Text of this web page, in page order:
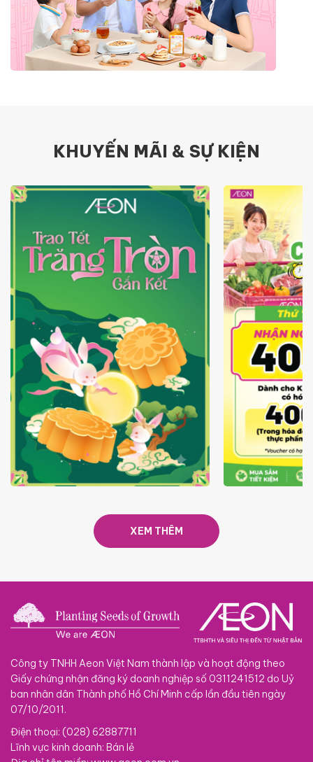
KHUYẾN MÃI & SỰ KIỆN
TRAO TẾT TRĂNG TRÒN GẮN
GIÁ LUÔN
XEM THÊM
Công ty TNHH Aeon Việt Nam thành lập và hoạt động theo
Giấy chứng nhận đăng ký doanh nghiệp số 0311241512 do Uỷ
ban nhân dân Thành phố Hồ Chí Minh cấp lần đầu tiên ngày
07/10/2011.
Điện thoại: (028) 62887711
Lĩnh vực kinh doanh: Bán lẻ